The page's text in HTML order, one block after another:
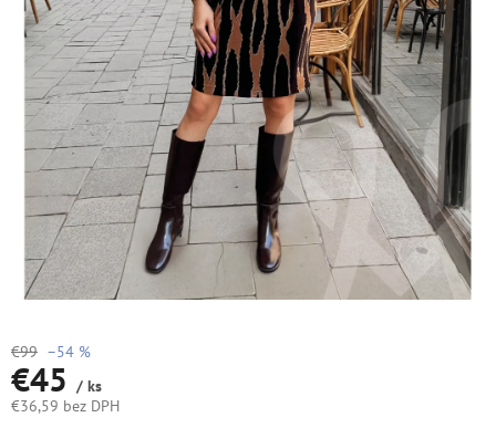
€99 –54 %
€45 / ks
€36,59 bez DPH